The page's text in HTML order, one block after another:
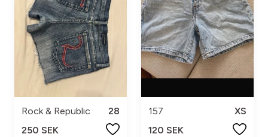
Rock & Republic
28
250 SEK
157
XS
120 SEK